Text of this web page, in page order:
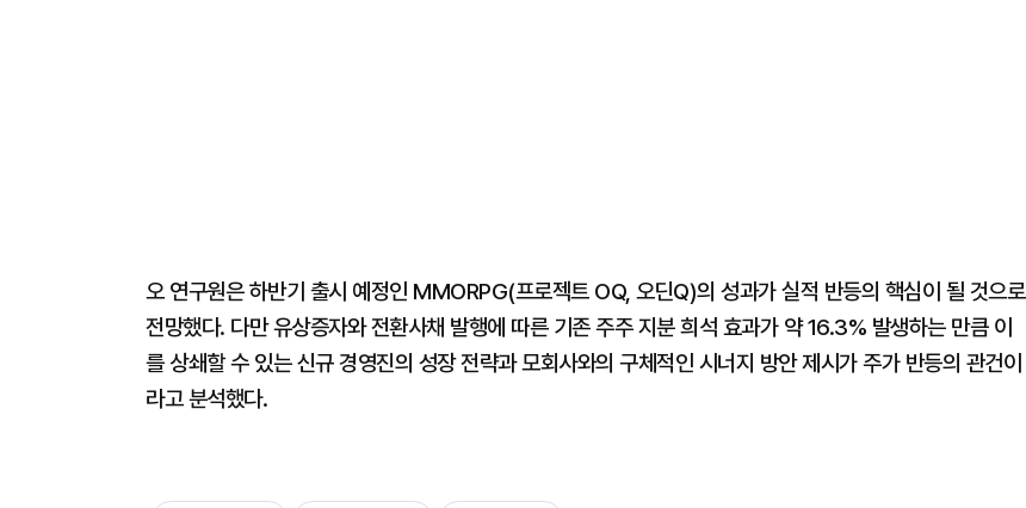
오 연구원은 하반기 출시 예정인 MMORPG(프로젝트 OQ, 오딘Q)의 성과가 실적 반등의 핵심이 될 것으로
전망했다. 다만 유상증자와 전환사채 발행에 따른 기존 주주 지분 희석 효과가 약 16.3% 발생하는 만큼 이
를 상쇄할 수 있는 신규 경영진의 성장 전략과 모회사와의 구체적인 시너지 방안 제시가 주가 반등의 관건이
라고 분석했다.